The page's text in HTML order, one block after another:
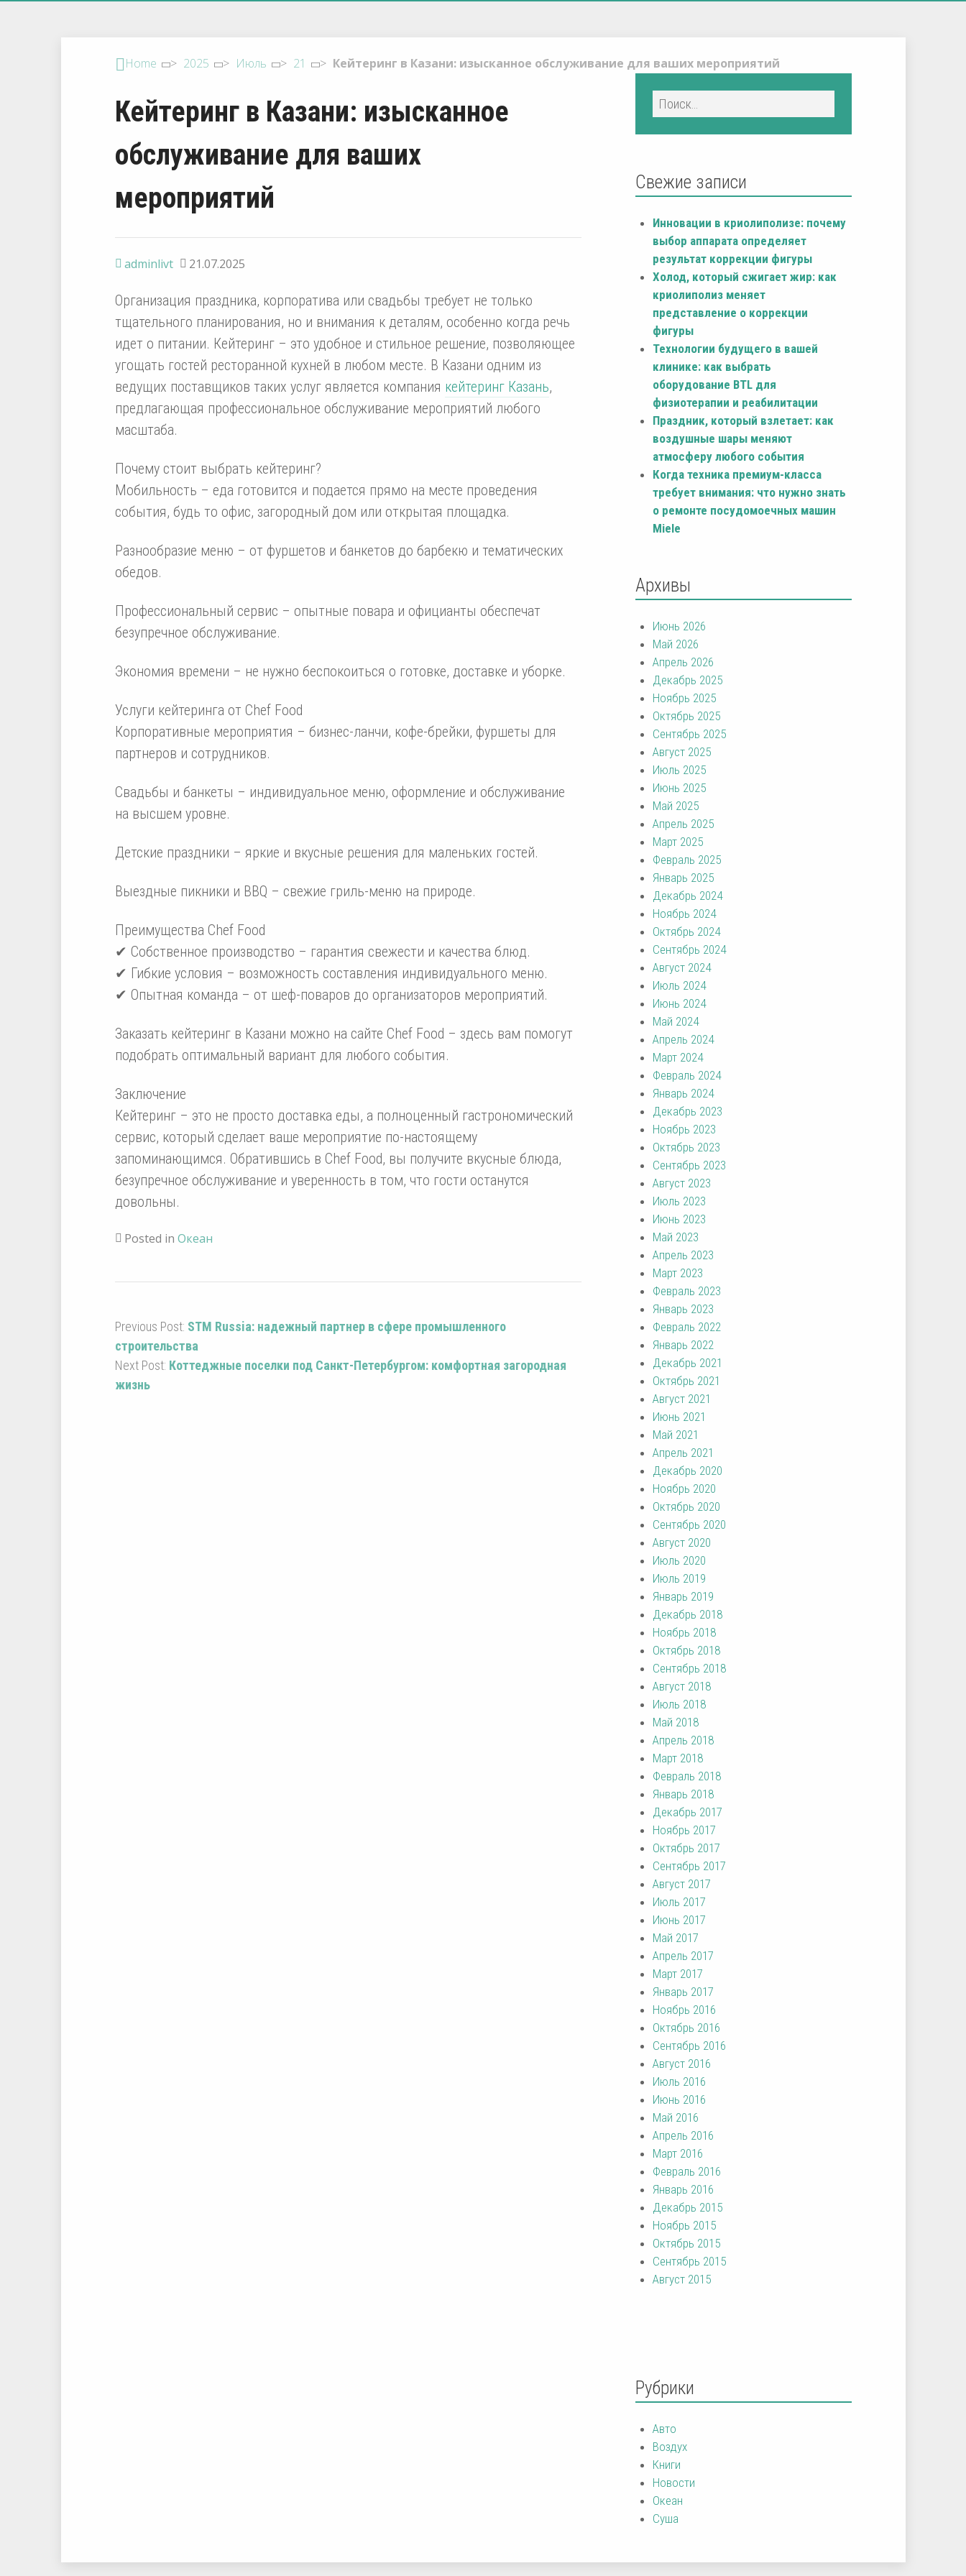
Home > 2025 > Июль > 21 > Кейтеринг в Казани: изысканное обслуживание для ваших мероприятий
Кейтеринг в Казани: изысканное
обслуживание для ваших
мероприятий
adminlivt 21.07.2025
Организация праздника, корпоратива или свадьбы требует не только
тщательного планирования, но и внимания к деталям, особенно когда речь
идет о питании. Кейтеринг – это удобное и стильное решение, позволяющее
угощать гостей ресторанной кухней в любом месте. В Казани одним из
ведущих поставщиков таких услуг является компания кейтеринг Казань,
предлагающая профессиональное обслуживание мероприятий любого
масштаба.
Почему стоит выбрать кейтеринг?
Мобильность – еда готовится и подается прямо на месте проведения
события, будь то офис, загородный дом или открытая площадка.
Разнообразие меню – от фуршетов и банкетов до барбекю и тематических
обедов.
Профессиональный сервис – опытные повара и официанты обеспечат
безупречное обслуживание.
Экономия времени – не нужно беспокоиться о готовке, доставке и уборке.
Услуги кейтеринга от Chef Food
Корпоративные мероприятия – бизнес-ланчи, кофе-брейки, фуршеты для
партнеров и сотрудников.
Свадьбы и банкеты – индивидуальное меню, оформление и обслуживание
на высшем уровне.
Детские праздники – яркие и вкусные решения для маленьких гостей.
Выездные пикники и BBQ – свежие гриль-меню на природе.
Преимущества Chef Food
✔ Собственное производство – гарантия свежести и качества блюд.
✔ Гибкие условия – возможность составления индивидуального меню.
✔ Опытная команда – от шеф-поваров до организаторов мероприятий.
Заказать кейтеринг в Казани можно на сайте Chef Food – здесь вам помогут
подобрать оптимальный вариант для любого события.
Заключение
Кейтеринг – это не просто доставка еды, а полноценный гастрономический
сервис, который сделает ваше мероприятие по-настоящему
запоминающимся. Обратившись в Chef Food, вы получите вкусные блюда,
безупречное обслуживание и уверенность в том, что гости останутся
довольны.
Posted in Океан
Previous Post: STM Russia: надежный партнер в сфере промышленного
строительства
Next Post: Коттеджные поселки под Санкт-Петербургом: комфортная загородная
жизнь
Свежие записи
Инновации в криолиполизе: почему
выбор аппарата определяет
результат коррекции фигуры
Холод, который сжигает жир: как
криолиполиз меняет
представление о коррекции
фигуры
Технологии будущего в вашей
клинике: как выбрать
оборудование BTL для
физиотерапии и реабилитации
Праздник, который взлетает: как
воздушные шары меняют
атмосферу любого события
Когда техника премиум-класса
требует внимания: что нужно знать
о ремонте посудомоечных машин
Miele
Архивы
Июнь 2026
Май 2026
Апрель 2026
Декабрь 2025
Ноябрь 2025
Октябрь 2025
Сентябрь 2025
Август 2025
Июль 2025
Июнь 2025
Май 2025
Апрель 2025
Март 2025
Февраль 2025
Январь 2025
Декабрь 2024
Ноябрь 2024
Октябрь 2024
Сентябрь 2024
Август 2024
Июль 2024
Июнь 2024
Май 2024
Апрель 2024
Март 2024
Февраль 2024
Январь 2024
Декабрь 2023
Ноябрь 2023
Октябрь 2023
Сентябрь 2023
Август 2023
Июль 2023
Июнь 2023
Май 2023
Апрель 2023
Март 2023
Февраль 2023
Январь 2023
Февраль 2022
Январь 2022
Декабрь 2021
Октябрь 2021
Август 2021
Июнь 2021
Май 2021
Апрель 2021
Декабрь 2020
Ноябрь 2020
Октябрь 2020
Сентябрь 2020
Август 2020
Июль 2020
Июль 2019
Январь 2019
Декабрь 2018
Ноябрь 2018
Октябрь 2018
Сентябрь 2018
Август 2018
Июль 2018
Май 2018
Апрель 2018
Март 2018
Февраль 2018
Январь 2018
Декабрь 2017
Ноябрь 2017
Октябрь 2017
Сентябрь 2017
Август 2017
Июль 2017
Июнь 2017
Май 2017
Апрель 2017
Март 2017
Январь 2017
Ноябрь 2016
Октябрь 2016
Сентябрь 2016
Август 2016
Июль 2016
Июнь 2016
Май 2016
Апрель 2016
Март 2016
Февраль 2016
Январь 2016
Декабрь 2015
Ноябрь 2015
Октябрь 2015
Сентябрь 2015
Август 2015
Рубрики
Авто
Воздух
Книги
Новости
Океан
Суша